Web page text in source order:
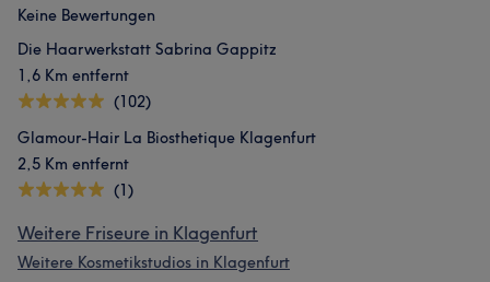
Keine Bewertungen
Die Haarwerkstatt Sabrina Gappitz
1,6 Km entfernt
(102)
Glamour-Hair La Biosthetique Klagenfurt
2,5 Km entfernt
(1)
Weitere Friseure in Klagenfurt
Weitere Kosmetikstudios in Klagenfurt